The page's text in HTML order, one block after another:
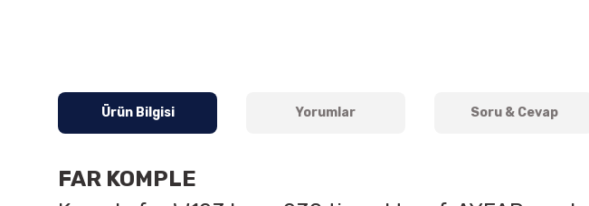
Ürün Bilgisi Yorumlar Soru & Cevap
FAR KOMPLE